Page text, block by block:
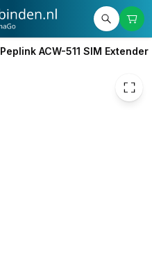
Peplink ACW-511 SIM Extender